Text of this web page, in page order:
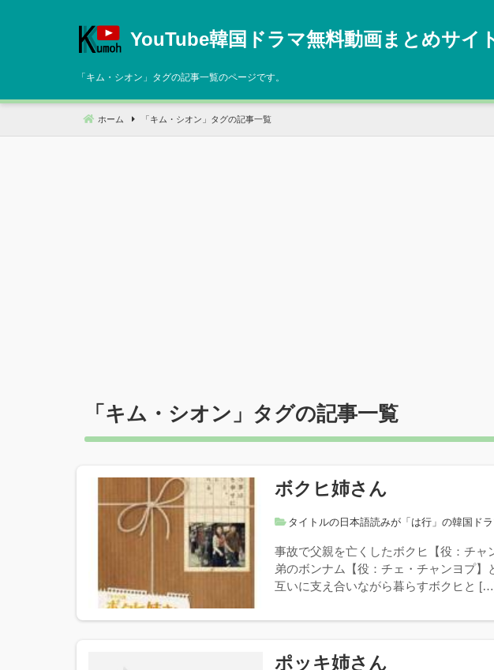
へ
動
YouTube韓国ドラマ無料動画まとめサイ
「 キム・シオン 」タグの記事一覧のページです。
ホーム 「 キム・シオン 」タグの記事一覧
「 キム・シオン 」タグの記事一覧
ボクヒ姉さん
タイトルの日本語読みが「は行」の韓国ド
事故で父親を亡くしたボクヒ【役：チ
弟のボンナム【役：チェ・チャンヨプ
互いに支え合いながら暮らすボクヒと
ポッキ姉さん